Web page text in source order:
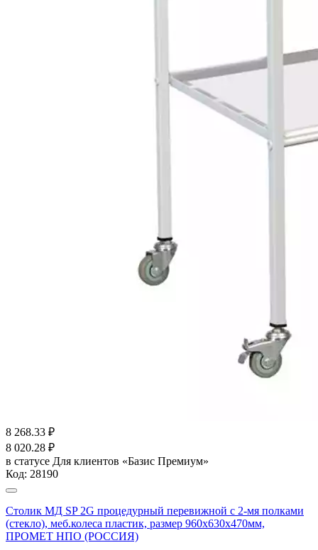
8 268.33 ₽
8 020.28 ₽
в статусе Для клиентов «Базис Премиум»
Код: 28190
Столик МД SP 2G процедурный перевижной с 2-мя полками
(стекло), меб.колеса пластик, размер 960x630x470мм,
ПРОМЕТ НПО (РОССИЯ)